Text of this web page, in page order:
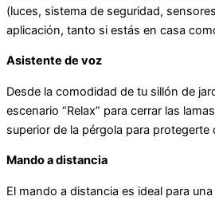
(luces, sistema de seguridad,
aplicación, tanto si estás en casa
Asistente de voz
Desde la comodidad de tu sillón de
escenario “Relax” para cerrar las
superior de la pérgola para protegerte
Mando a distancia
El mando a distancia es ideal para